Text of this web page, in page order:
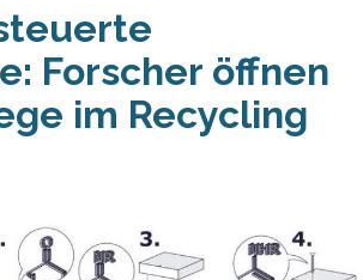
Forscher öffnen
im Recycling